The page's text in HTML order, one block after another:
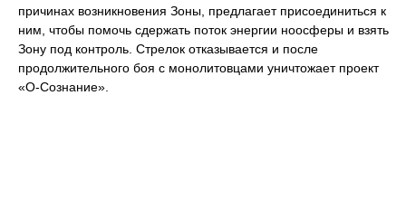
причинах возникновения Зоны, предлагает присоединиться к
ним, чтобы помочь сдержать поток энергии ноосферы и взять
Зону под контроль. Стрелок отказывается и после
продолжительного боя с монолитовцами уничтожает проект
«О-Сознание».